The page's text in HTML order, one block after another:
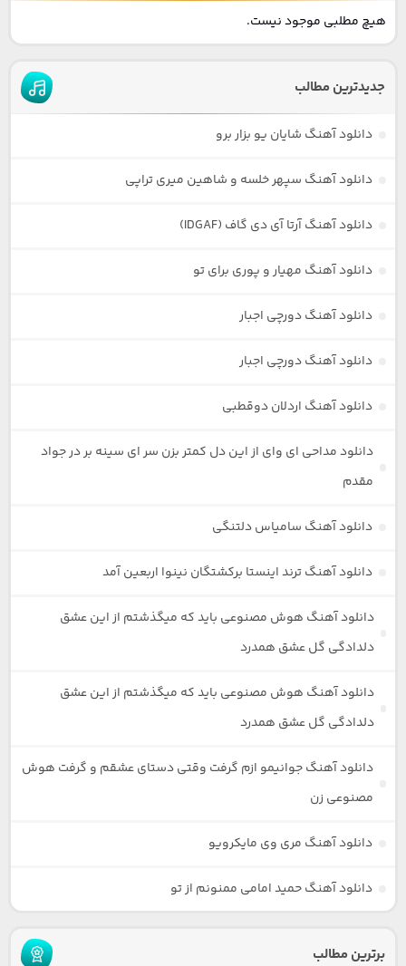
هیچ مطلبی موجود نیست.
جدیدترین مطالب
دانلود آهنگ شایان یو بزار برو
دانلود آهنگ سپهر خلسه و شاهین میری تراپی
دانلود آهنگ آرتا آی دی گاف (IDGAF)
دانلود آهنگ مهیار و پوری برای تو
دانلود آهنگ دورچی اجبار
دانلود آهنگ دورچی اجبار
دانلود آهنگ اردلان دوقطبی
دانلود مداحی ای وای از این دل کمتر بزن سر ای سینه بر در جواد
مقدم
دانلود آهنگ سامیاس دلتنگی
دانلود آهنگ ترند اینستا برکشتگان نینوا اربعین آمد
دانلود آهنگ هوش مصنوعی باید که میگذشتم از این عشق
دلدادگی گل عشق همدرد
دانلود آهنگ هوش مصنوعی باید که میگذشتم از این عشق
دلدادگی گل عشق همدرد
دانلود آهنگ جوانیمو ازم گرفت وقتی دستای عشقم و گرفت هوش
مصنوعی زن
دانلود آهنگ مری وی مایکرویو
دانلود آهنگ حمید امامی ممنونم از تو
برترین مطالب